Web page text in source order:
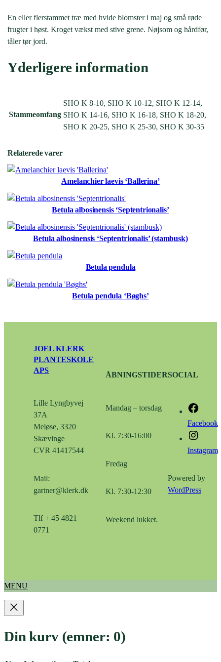
En eller flerstammet træ med hvide blomster i maj og små røde
frugter i høst. Kroget vækst med stive grene. Nøjsom og hårdfør,
tåler tør jord.
Yderligere information
Stammeomfang
SHO K 8-10, SHO K 10-12, SHO K 12-14,
SHO K 14-16, SHO K 16-18, SHO K 18-20,
SHO K 20-25, SHO K 25-30, SHO K 30-35
Relaterede varer
Amelanchier laevis ‘Ballerina’
Betula albosinensis ‘Septentrionalis’
Betula albosinensis ‘Septentrionalis’ (stambusk)
Betula pendula
Betula pendula ‘Bøghs’
JOEL KLERK
PLANTESKOLE
APS
Lille Lyngbyvej
37A
Meløse, 3320
Skævinge
CVR 41417544
Mail:
gartner@klerk.dk
Tlf + 45 4821
0771
ÅBNINGSTIDER
Mandag – torsdag
Kl. 7:30-16:00
Fredag
Kl. 7:30-12:30
Weekend lukket.
SOCIAL
Facebook
Instagram
Powered by
WordPress
MENU
Din kurv (emner: 0)